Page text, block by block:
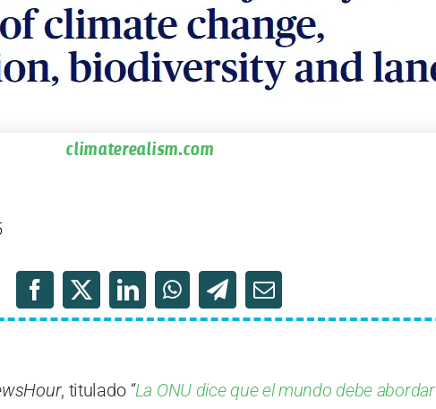
climaterealism.com
, titulado “La ONU dice que el mundo debe abordar